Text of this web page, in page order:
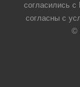
согласились
согласны с
©